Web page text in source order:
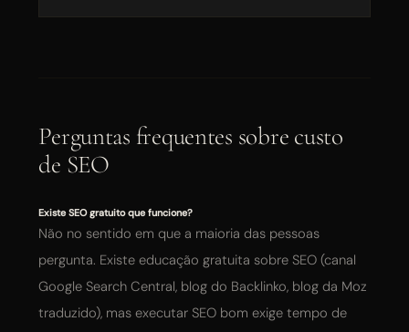
Perguntas frequentes sobre custo
de SEO
Existe SEO gratuito que funcione?
Não no sentido em que a maioria das pessoas
pergunta. Existe educação gratuita sobre SEO (canal
Google Search Central, blog do Backlinko, blog da Moz
traduzido), mas executar SEO bom exige tempo de